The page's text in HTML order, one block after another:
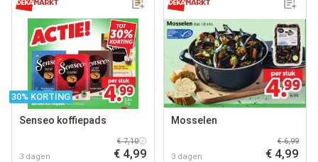
30% KORTING
Senseo koffiepads
3 dagen
€ 7,10
€ 4,99
Mosselen
3 dagen
€ 6,99
€ 4,99